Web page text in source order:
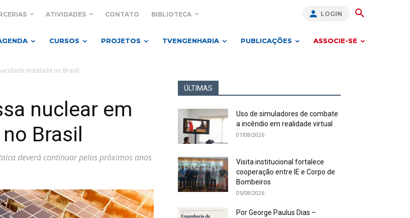
ATIVIDADES CONTATO BIBLIOTECA LOGIN
CURSOS PROJETOS TVENGENHARIA PUBLICAÇÕES ASSOCIE-SE
instalada no Brasil
nuclear em
Brasil
deverá continuar pelos próximos anos
ÚLTIMAS
Uso de simuladores de combate
a incêndio em realidade virtual
07/08/2026
Visita institucional fortalece
cooperação entre IE e Corpo de
Bombeiros
05/08/2026
Por George Paulus Dias –